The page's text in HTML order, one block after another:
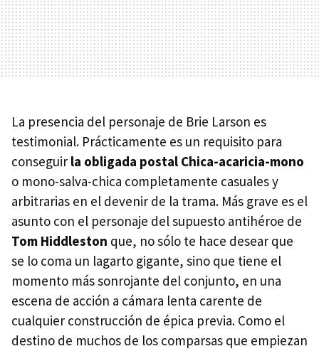
La presencia del personaje de Brie Larson es
testimonial. Prácticamente es un requisito para
conseguir la obligada postal Chica-acaricia-mono
o mono-salva-chica completamente casuales y
arbitrarias en el devenir de la trama. Más grave es el
asunto con el personaje del supuesto antihéroe de
Tom Hiddleston que, no sólo te hace desear que
se lo coma un lagarto gigante, sino que tiene el
momento más sonrojante del conjunto, en una
escena de acción a cámara lenta carente de
cualquier construcción de épica previa. Como el
destino de muchos de los comparsas que empiezan